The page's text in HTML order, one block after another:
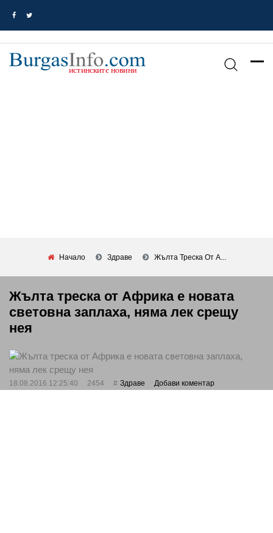
Начало Здраве Жълта Треска От А...
Жълта треска от Африка е новата
световна заплаха, няма лек срещу
нея
18.08.2016 12:25:40 2454 Здраве Добави коментар